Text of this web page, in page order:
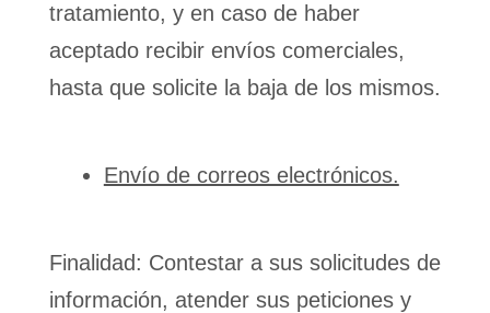
tratamiento, y en caso de haber
aceptado recibir envíos comerciales,
hasta que solicite la baja de los mismos.
Envío de correos electrónicos.
Finalidad: Contestar a sus solicitudes de
información, atender sus peticiones y